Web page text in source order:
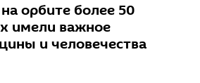
орбите более 50
имели важное
и человечества